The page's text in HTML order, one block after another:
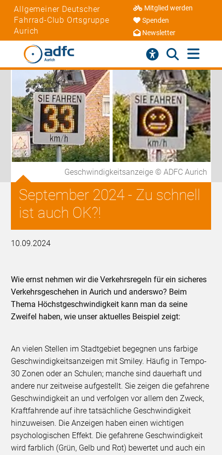
Allgemeiner Deutscher
Fahrrad-Club Ortsgruppe
Aurich
Mitglied werden
Spenden
Newsletter
Geschwindigkeitsanzeige © ADFC Aurich
September 2024 - Zu schnell
ist auch OK?!
10.09.2024
Wie ernst nehmen wir die Verkehrsregeln für ein sicheres
Verkehrsgeschehen in Aurich und anderswo? Beim
Thema Höchstgeschwindigkeit kann man da seine
Zweifel haben, wie unser aktuelles Beispiel zeigt:
An vielen Stellen im Stadtgebiet begegnen uns farbige
Geschwindigkeitsanzeigen mit Smiley. Häufig in Tempo-
30 Zonen oder an Schulen; manche sind dauerhaft und
andere nur zeitweise aufgestellt. Sie zeigen die gefahrene
Geschwindigkeit an und verfolgen vor allem den Zweck,
Kraftfahrende auf ihre tatsächliche Geschwindigkeit
hinzuweisen. Die Anzeigen haben einen wichtigen
psychologischen Effekt. Die gefahrene Geschwindigkeit
wird farblich (Grün, Gelb und Rot) bewertet und auch ein